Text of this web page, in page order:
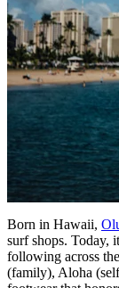
Born in Hawaii,
surf shops. Today,
following across
(family), Aloha